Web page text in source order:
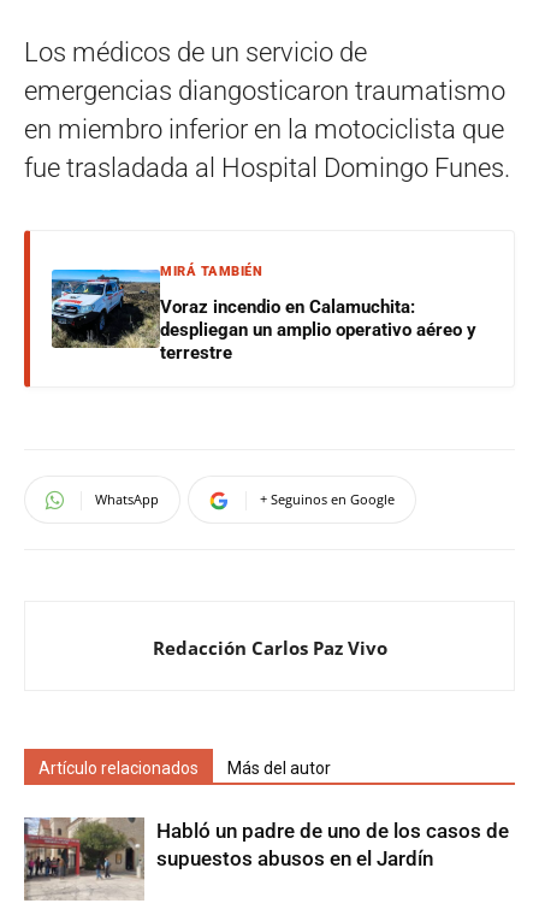
Los médicos de un servicio de
emergencias diangosticaron traumatismo
en miembro inferior en la motociclista que
fue trasladada al Hospital Domingo Funes.
MIRÁ TAMBIÉN
Voraz incendio en Calamuchita:
despliegan un amplio operativo aéreo y
terrestre
WhatsApp + Seguinos en Google
Redacción Carlos Paz Vivo
Artículo relacionados Más del autor
Habló un padre de uno de los casos de
supuestos abusos en el Jardín